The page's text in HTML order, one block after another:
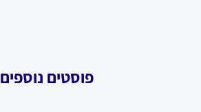
פוסטים נוספים